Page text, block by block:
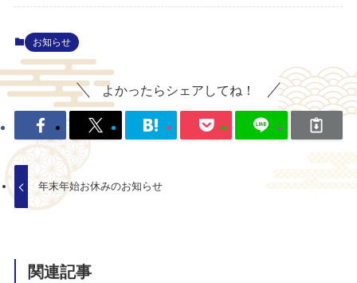
お知らせ
よかったらシェアしてね！
年末年始お休みのお知らせ
関連記事